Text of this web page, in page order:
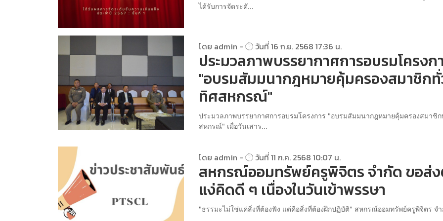
ได้รับการจัดระดั...
โดย admin - วันที่ 16 ก.ย. 2568 17:36 น.
ประมวลภาพบรรยากาศการอบรมโครงก
"อบรมสัมมนากฎหมายคุ้มครองสมาชิก
ทิศสหกรณ์"
ประมวลภาพบรรยากาศการอบรมโครงการ "อบรมสัมมนากฎหมายคุ้มครองสมาชิ
สหกรณ์" เมื่อวันเสาร...
โดย admin - วันที่ 11 ก.ค. 2568 10:07 น.
สหกรณ์ออมทรัพย์ครูพิจิตร จำกัด ขอส่
แง่คิดดี ๆ เนื่องในวันเข้าพรรษา
"ธรรมะไม่ใช่แค่สิ่งที่ต้องฟัง แต่คือสิ่งที่ต้องฝึกปฏิบัติ" สหกรณ์ออมทรัพย์ครูพิจิตร จำ